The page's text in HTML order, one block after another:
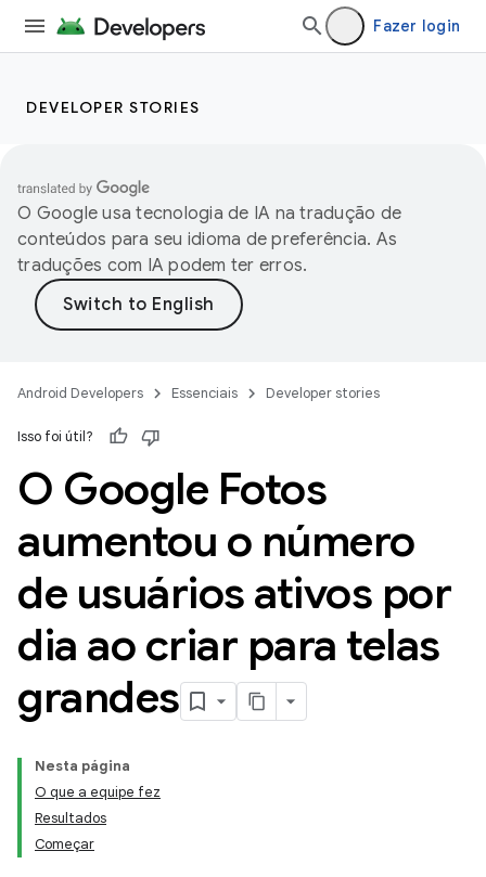
Fazer login
DEVELOPER STORIES
O Google usa tecnologia de IA na tradução de
conteúdos para seu idioma de preferência. As
traduções com IA podem ter erros.
Android Developers Essenciais Developer stories
Isso foi útil?
O Google Fotos
aumentou o número
de usuários ativos por
dia ao criar para telas
grandes
Nesta página
O que a equipe fez
Resultados
Começar